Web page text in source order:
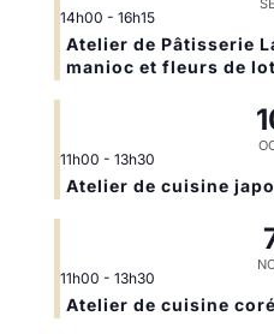
14h00 - 16h15
Atelier de Pâtisserie
manioc et fleurs de
11h00 - 13h30
Atelier de cuisine
11h00 - 13h30
Atelier de cuisine